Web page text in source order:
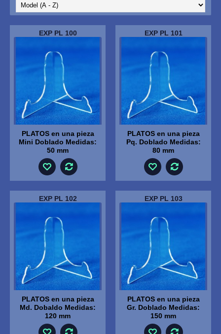
EXP PL 100
PLATOS en una pieza
Mini Doblado Medidas:
50 mm
EXP PL 101
PLATOS en una pieza
Pq. Doblado Medidas:
80 mm
EXP PL 102
PLATOS en una pieza
Md. Dobaldo Medidas:
120 mm
EXP PL 103
PLATOS en una pieza
Gr. Doblado Medidas:
150 mm